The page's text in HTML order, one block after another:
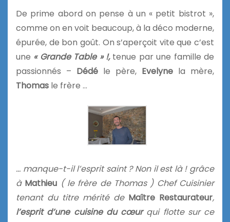
De prime abord on pense à un « petit bistrot »,
comme on en voit beaucoup, à la déco moderne,
épurée, de bon goût. On s’aperçoit vite que c’est
une « Grande Table » !,tenue par une famille de
passionnés – Dédé le père, Evelyne la mère,
Thomas le frère …
… manque-t-il l’esprit saint ? Non il est là ! grâce
à Mathieu ( le frère de Thomas ) Chef Cuisinier
tenant du titre mérité de Maître Restaurateur,
l’esprit d’une cuisine du cœurqui flotte sur ce